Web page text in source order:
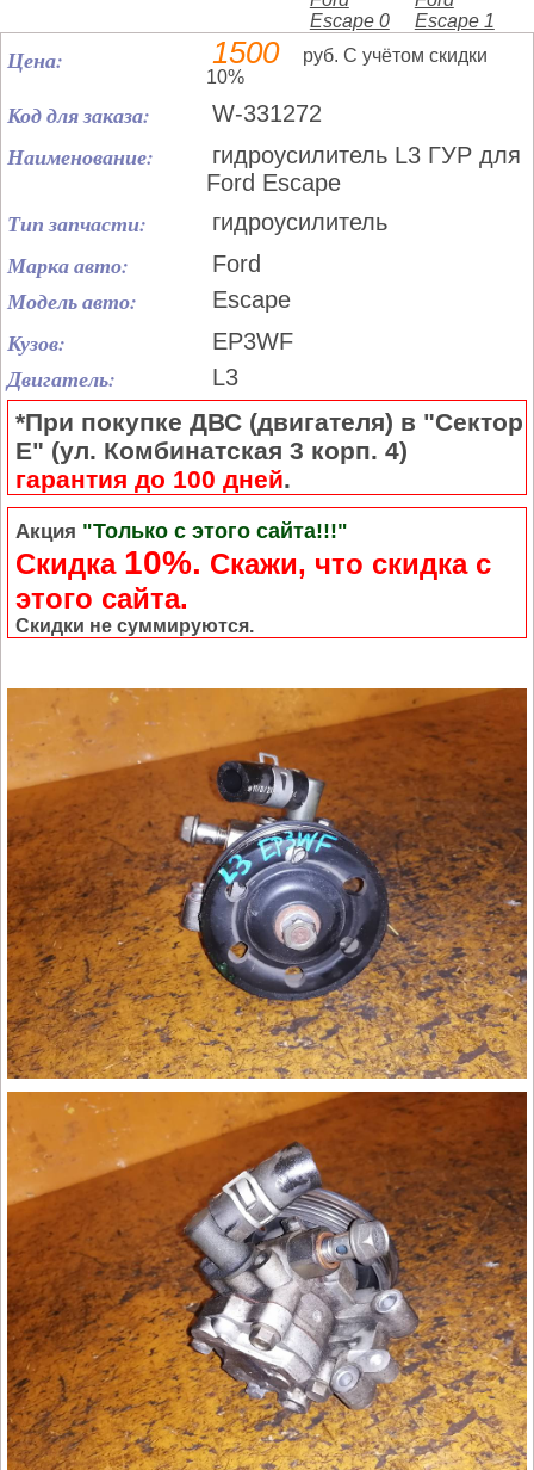
Цена: 1500
руб. С учётом скидки
10%
Код для заказа: W-331272
Наименование:
гидроусилитель L3 ГУР для
Ford Escape
Тип запчасти: гидроусилитель
Марка авто: Ford
Модель авто: Escape
Кузов: EP3WF
Двигатель: L3
*При покупке ДВС (двигателя) в "Сектор
Е" (ул. Комбинатская 3 корп. 4)
гарантия до 100 дней.
Акция "Только с этого сайта!!!"
Скидка 10%. Cкажи, что скидка с
этого сайта.
Скидки не суммируются.